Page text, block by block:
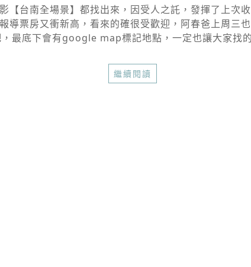
【台南全場景】都找出來，因受人之託，發揮了上次
導票房又衝新高，看來的確很受歡迎，阿春爸上周三
最底下會有google map標記地點，一定也讓大家找
繼續閱讀